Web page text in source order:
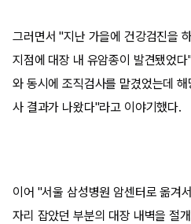
그러면서 "지난 가을에 건강검진을
지점에 대장 내 유암종이 발견됐었
와 동시에 조직검사를 맡겼었는데
사 결과가 나왔다"라고 이야기했다.
이어 "서울 삼성병원 암센터로 옮겨
자리 잡았던 부분의 대장 내벽을 절